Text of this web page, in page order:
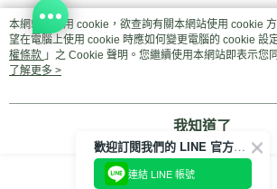
熱門標籤
本網站中使用 cookie，欲查詢有關本網站使用 cookie
望在電腦上使用 cookie 時應如何變更電腦的 cookie 設
權條款 」之 Cookie 聲明。您繼續使用本網站即表示您
用條款之 Cookie 聲明使用 cookie。
了解更多 >
我知道了
歡迎訂閱我們的 LINE 官方帳號
連結 LINE 帳號